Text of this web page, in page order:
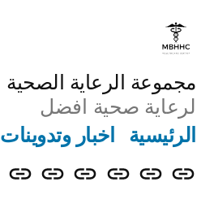
مجموعة الرعاية الصحية
لرعاية صحية افضل
الرئيسية
اخبار وتدوينات